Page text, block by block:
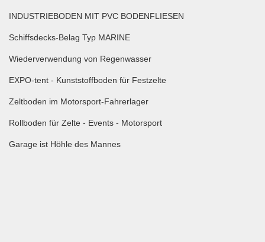
INDUSTRIEBODEN MIT PVC BODENFLIESEN
Schiffsdecks-Belag Typ MARINE
Wiederverwendung von Regenwasser
EXPO-tent - Kunststoffboden für Festzelte
Zeltboden im Motorsport-Fahrerlager
Rollboden für Zelte - Events - Motorsport
Garage ist Höhle des Mannes